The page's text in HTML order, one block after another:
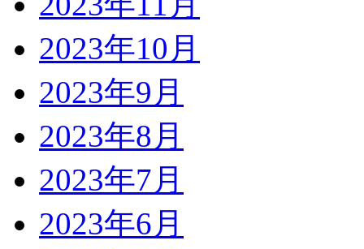
2023年10月
2023年9月
2023年8月
2023年7月
2023年6月